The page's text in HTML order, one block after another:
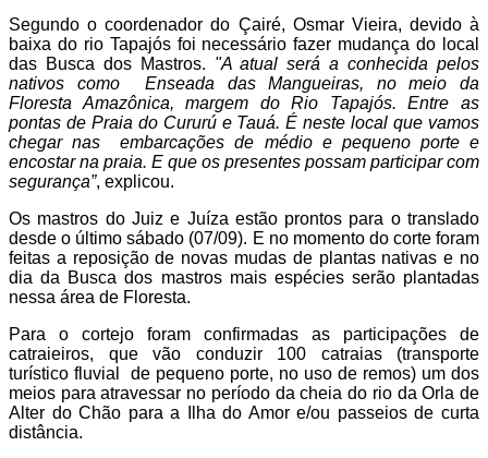
Segundo o coordenador do Çairé, Osmar Vieira, devido à
baixa do rio Tapajós foi necessário fazer mudança do local
das Busca dos Mastros. "A atual será a conhecida pelos
nativos como
Enseada das Mangueiras, no meio da
Floresta Amazônica, margem do Rio Tapajós. Entre as
pontas de Praia do Cururú e Tauá. É neste local que vamos
chegar nas
embarcações de médio e pequeno porte e
encostar na praia. E que os presentes possam participar com
segurança”, explicou.
Os mastros do Juiz e Juíza estão prontos para o translado
desde o último sábado (07/09). E no momento do corte foram
feitas a reposição de novas mudas de plantas nativas e no
dia da Busca dos mastros mais espécies serão plantadas
nessa área de Floresta.
Para o cortejo foram confirmadas as participações de
catraieiros, que vão conduzir 100 catraias (transporte
turístico fluvial
de pequeno porte, no uso de remos) um dos
meios para atravessar no período da cheia do rio da Orla de
Alter do Chão para a Ilha do Amor e/ou passeios de curta
distância.